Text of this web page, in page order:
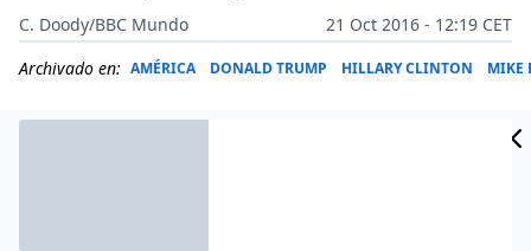
C. Doody/BBC Mundo
21 Oct 2016 - 12:19 CET
Archivado en: AMÉRICA DONALD TRUMP HILLARY CLINTON MIKE